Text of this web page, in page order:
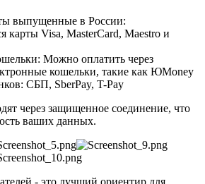
выпущенные в России:
карты Visa, MasterCard, Maestro и
Можно оплатить через
кошельки, такие как ЮMoney
СБП, SberPay, T-Pay
через защищенное соединение, что
ваших данных.
- это лучший ориентир для